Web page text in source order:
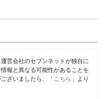
営会社のセブンネットが独自に
報と異なる可能性があることを
ざいましたら、「 こちら 」より